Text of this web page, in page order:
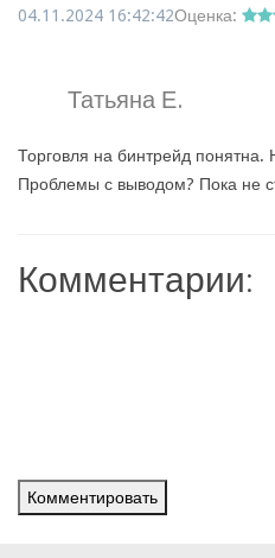
04.11.2024 16:42:42Оценка:
Татьяна Е.
Торговля на бинтрейд понятна.
Проблемы с выводом? Пока не
Комментарии:
Комментировать